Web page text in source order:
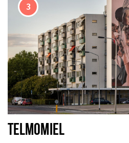
TELMOMIEL